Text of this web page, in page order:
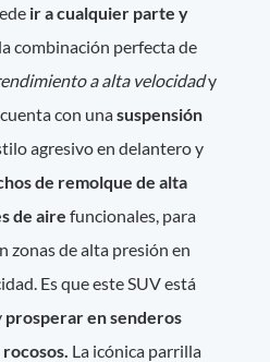
ir a cualquier parte y
combinación perfecta de
a alta velocidady
con unasuspensión
agresivo en delantero y
de remolque de alta
de aire funcionales, para
zonas de alta presión en
Es que este SUV está
prosperar en senderos
La icónica parrilla